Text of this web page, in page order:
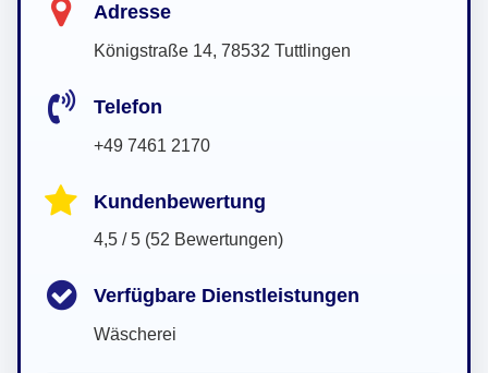
Adresse
Königstraße 14, 78532 Tuttlingen
Telefon
+49 7461 2170
Kundenbewertung
4,5 / 5 (52 Bewertungen)
Verfügbare Dienstleistungen
Wäscherei